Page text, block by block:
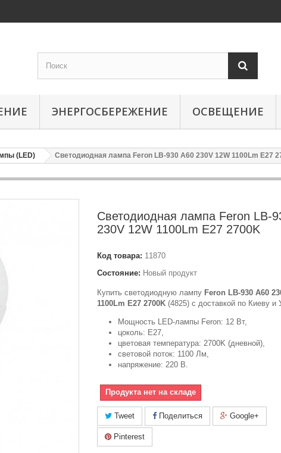
ЭНЕРГОСБЕРЕЖЕНИЕ ОСВЕЩЕНИЕ
(LED) Светодиодная лампа Feron LB-930 A60 230V 12W 1100Lm E27
Светодиодная лампа Feron LB-
230V 12W 1100Lm E27 2700K
Код товара: 11870
Состояние: Новый продукт
Купить светодиодную лампу Feron LB-930 A60
1100Lm E27 2700K (4825) с доставкой по Киеву и
Мощность LED-лампы Feron: 12 Вт,
цоколь: Е27,
цветовая температура: 2700K (дневной),
световой поток: 1100 Лм,
напряжение: 220 В.
Продукта нет на складе
Tweet Поделиться Google+
Pinterest